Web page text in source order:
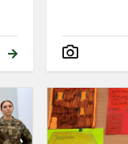
Jaunųjų
šaulių
protmūšis